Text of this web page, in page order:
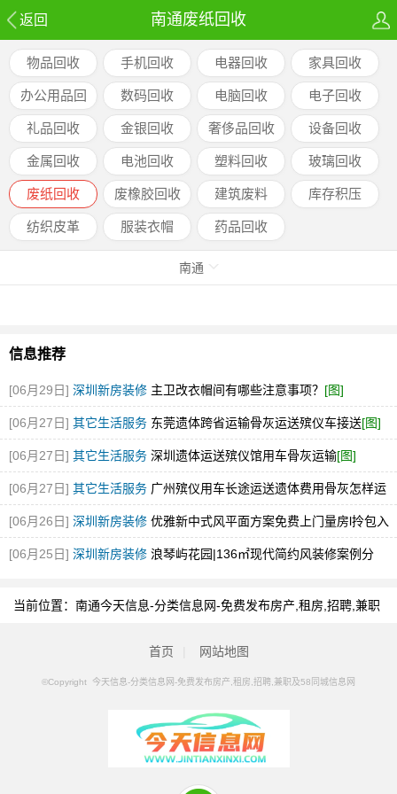
返回 南通废纸回收
物品回收 手机回收 电器回收 家具回收
办公用品回
收
数码回收 电脑回收 电子回收
礼品回收 金银回收 奢侈品回收 设备回收
金属回收 电池回收 塑料回收 玻璃回收
废纸回收 废橡胶回收 建筑废料 库存积压
纺织皮革 服装衣帽 药品回收
南通
信息推荐
[06月29日] 深圳新房装修 主卫改衣帽间有哪些注意事项？ [图]
[06月27日] 其它生活服务 东莞遗体跨省运输骨灰运送殡仪车接送[图]
[06月27日] 其它生活服务 深圳遗体运送殡仪馆用车骨灰运输[图]
[06月27日] 其它生活服务 广州殡仪用车长途运送遗体费用骨灰怎样运
输[图]
[06月26日] 深圳新房装修 优雅新中式风平面方案免费上门量房l拎包入
住！[图]
[06月25日] 深圳新房装修 浪琴屿花园|136㎡现代简约风装修案例分
当前位置： 南通今天信息-分类信息网-免费发布房产,租房,招聘,兼职
首页 网站地图
©Copyright 今天信息-分类信息网-免费发布房产,租房,招聘,兼职及58同城信息网